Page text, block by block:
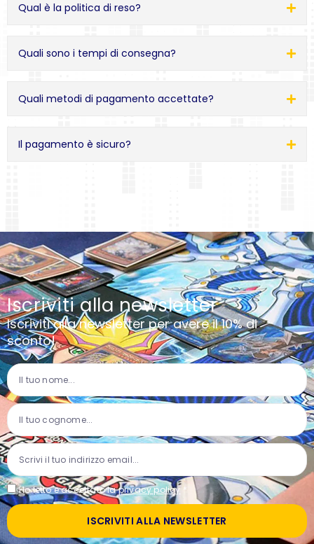
Qual è la politica di reso?
Quali sono i tempi di consegna?
Quali metodi di pagamento accettate?
Il pagamento è sicuro?
Iscriviti alla newsletter
Iscriviti alla newsletter per avere il 10% di
sconto!
Ho letto e accettato laprivacy policy *
ISCRIVITI ALLA NEWSLETTER